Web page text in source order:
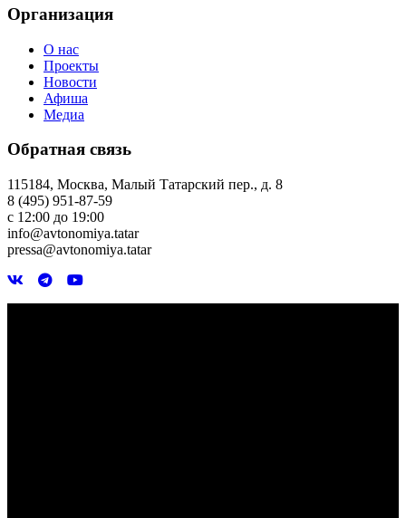
Организация
О нас
Проекты
Новости
Афиша
Медиа
Обратная связь
115184, Москва, Малый Татарский пер., д. 8
8 (495) 951-87-59
с 12:00 до 19:00
info@avtonomiya.tatar
pressa@avtonomiya.tatar